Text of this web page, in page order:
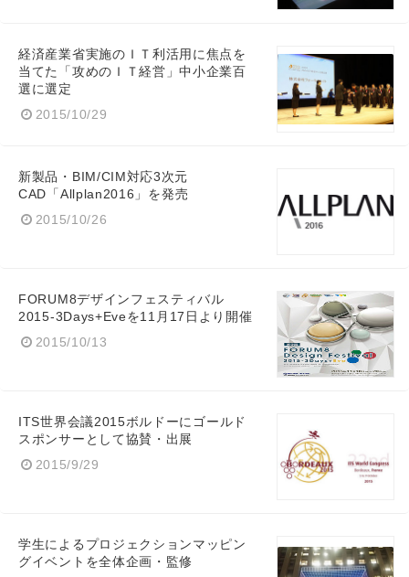
経済産業省実施のＩＴ利活用に焦点を
当てた「攻めのＩＴ経営」中小企業百
選に選定
2015/10/29
新製品・BIM/CIM対応3次元
CAD「Allplan2016」を発売
2015/10/26
FORUM8デザインフェスティバル
2015-3Days+Eveを11月17日より開催
2015/10/13
ITS世界会議2015ボルドーにゴールド
スポンサーとして協賛・出展
2015/9/29
学生によるプロジェクションマッピン
グイベントを全体企画・監修